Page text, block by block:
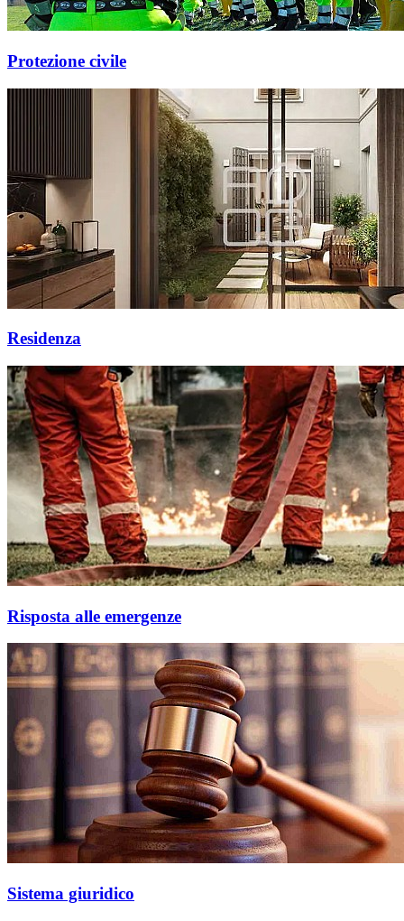
Protezione civile
Residenza
Risposta alle emergenze
Sistema giuridico